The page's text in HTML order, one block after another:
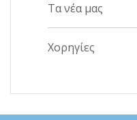
Τα νέα μας
Χορηγίες